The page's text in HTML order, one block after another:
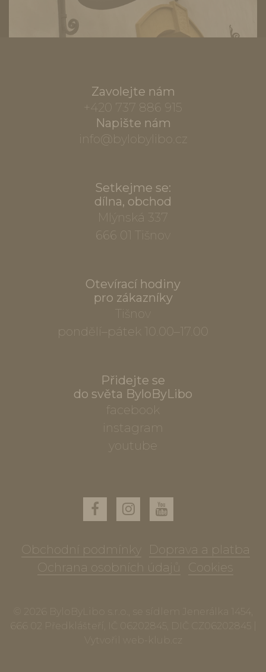
Zavolejte nám
+420 737 886 915
Napište nám
info@bylobylibo.cz
Setkejme se:
dílna, obchod
Mlýnská 337
666 01 Tišnov
Otevírací hodiny
pro zákazníky
Tišnov
pondělí–pátek 10.00–17.00
Přidejte se
do světa ByloByLibo
facebook
instagram
youtube
Obchodní podmínky
Doprava a platba
Ochrana osobních údajů
Cookies
© 2026 ByloByLibo s.r.o., se sídlem Jenerálka 1454,
666 02 Předklášteří, IČ 06202845, DIČ CZ06202845 |
Vytvořil